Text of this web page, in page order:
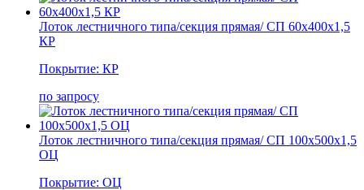
Лоток лестничного типа/секция прямая/ СП 60х400х1,5
КР
Покрытие: КР
по запросу
Лоток лестничного типа/секция прямая/ СП 100х500х1,5
ОЦ
Покрытие: ОЦ